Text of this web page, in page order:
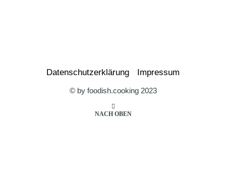
Datenschutzerklärung Impressum
© by foodish.cooking 2023
NACH OBEN